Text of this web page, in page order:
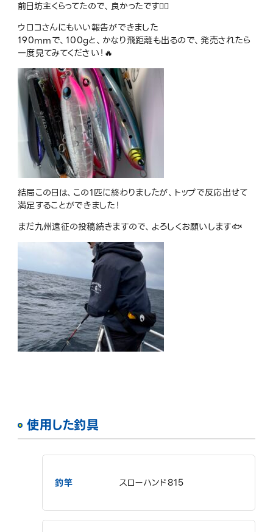
前日坊主くらってたので、良かったです😮‍💨
ウロコさんにもいい報告ができました
190mmで、100gと、かなり飛距離も出るので、発売されたら
一度見てみてください！🔥
結局この日は、この1匹に終わりましたが、トップで反応出せて
満足することができました！
まだ九州遠征の投稿続きますので、よろしくお願いします🐟
使用した釣具
釣竿 スローハンド815